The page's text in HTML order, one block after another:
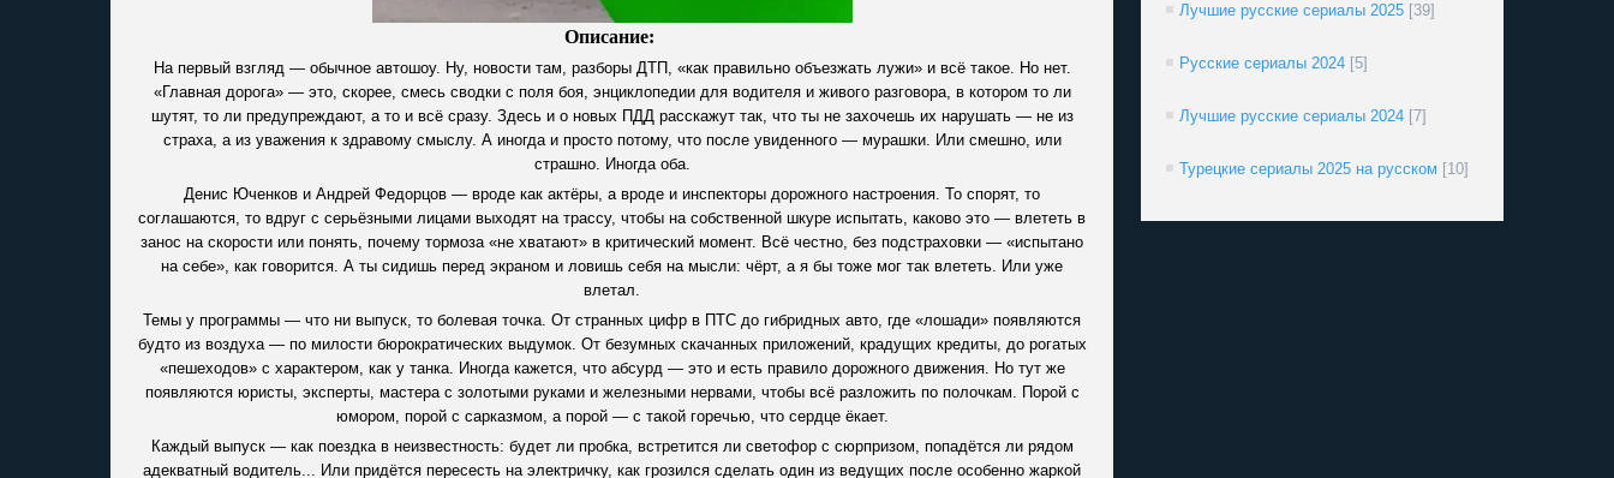
Описание:
На первый взгляд — обычное автошоу. Ну, новости там, разборы ДТП, «как правильно объезжать лужи» и всё такое. Но нет.
«Главная дорога» — это, скорее, смесь сводки с поля боя, энциклопедии для водителя и живого разговора, в котором то ли
шутят, то ли предупреждают, а то и всё сразу. Здесь и о новых ПДД расскажут так, что ты не захочешь их нарушать — не из
страха, а из уважения к здравому смыслу. А иногда и просто потому, что после увиденного — мурашки. Или смешно, или
страшно. Иногда оба.
Денис Юченков и Андрей Федорцов — вроде как актёры, а вроде и инспекторы дорожного настроения. То спорят, то
соглашаются, то вдруг с серьёзными лицами выходят на трассу, чтобы на собственной шкуре испытать, каково это — влететь в
занос на скорости или понять, почему тормоза «не хватают» в критический момент. Всё честно, без подстраховки — «испытано
на себе», как говорится. А ты сидишь перед экраном и ловишь себя на мысли: чёрт, а я бы тоже мог так влететь. Или уже
влетал.
Темы у программы — что ни выпуск, то болевая точка. От странных цифр в ПТС до гибридных авто, где «лошади» появляются
будто из воздуха — по милости бюрократических выдумок. От безумных скачанных приложений, крадущих кредиты, до рогатых
«пешеходов» с характером, как у танка. Иногда кажется, что абсурд — это и есть правило дорожного движения. Но тут же
появляются юристы, эксперты, мастера с золотыми руками и железными нервами, чтобы всё разложить по полочкам. Порой с
юмором, порой с сарказмом, а порой — с такой горечью, что сердце ёкает.
Каждый выпуск — как поездка в неизвестность: будет ли пробка, встретится ли светофор с сюрпризом, попадётся ли рядом
адекватный водитель... Или придётся пересесть на электричку, как грозился сделать один из ведущих после особенно жаркой
Лучшие русские сериалы 2025 [39]
Русские сериалы 2024 [5]
Лучшие русские сериалы 2024 [7]
Турецкие сериалы 2025 на русском [10]